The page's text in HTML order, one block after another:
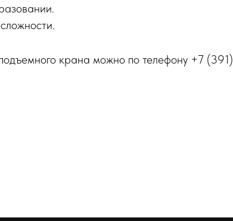
крана можно по телефону +7 (391)